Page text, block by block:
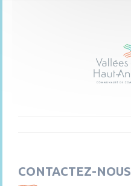
CONTACTEZ-NOUS